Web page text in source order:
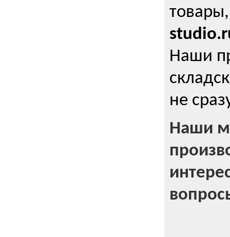
Наши
не
Наши